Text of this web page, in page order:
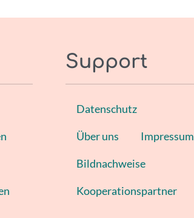
Support
Datenschutz
Über uns Impressum
Bildnachweise
Kooperationspartner